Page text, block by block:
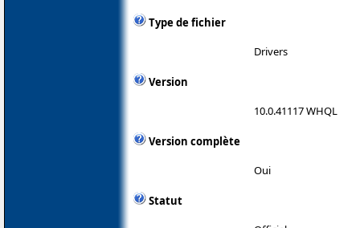
Type de fichier
Drivers
Version
10.0.41117 WHQL
Version complète
Oui
Statut